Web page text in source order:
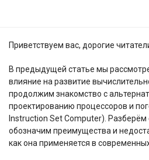
Приветствуем вас, дорогие
В предыдущей статье мы
влияние на развитие
продолжим знакомство с
проектированию процессоров и
Instruction Set Computer). Разберём
обозначим преимущества и
как она применяется в